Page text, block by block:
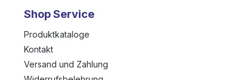
Shop Service
Produktkataloge
Kontakt
Versand und Zahlung